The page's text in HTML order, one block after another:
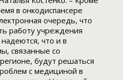
в онкодиспансере
очередь, что
работу учреждения
что и в
связанные со
будут решаться
с медициной в